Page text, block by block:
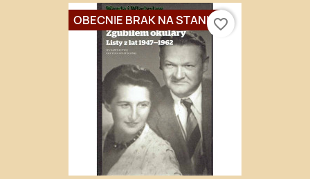
OBECNIE BRAK NA STANIEfavorite_border